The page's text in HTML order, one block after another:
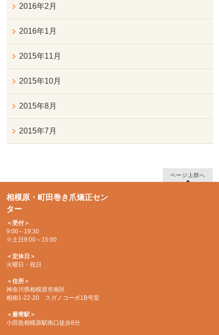
2016年2月
2016年1月
2015年11月
2015年10月
2015年8月
2015年7月
ページ上部へ
相模原・町田巻き爪矯正セン
ター
＜受付＞
9:00～19:30
※土日9:00～15:00
＜定休日＞
火曜日・祝日
＜住所＞
神奈川県相模原市南区
相南1-22-20 スガノコーポ1B号室
＜最寄駅＞
小田急相模原駅南口徒歩8分